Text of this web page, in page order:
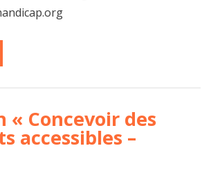
« Concevoir des
accessibles –